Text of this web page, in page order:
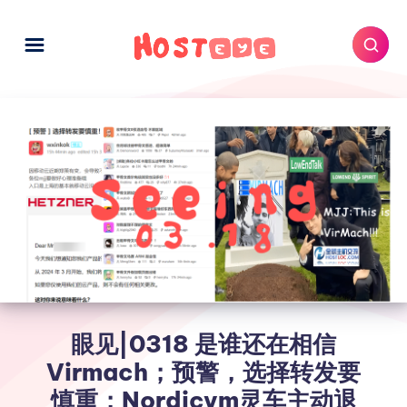
眼见|0318 是谁还在相信
Virmach；预警，选择转发要
慎重；Nordicvm灵车主动退